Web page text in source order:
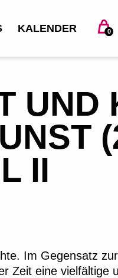
KALENDER 0
UND
II
Im Gegensatz
Zeit eine vielfältige